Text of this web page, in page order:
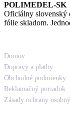
POLIMEDEL-SK
Oficiálny slovenský
fólie skladom.
Domov
Dopravy a platby
Obchodné podmienky
Reklamačný poriadok
Zásady ochrany